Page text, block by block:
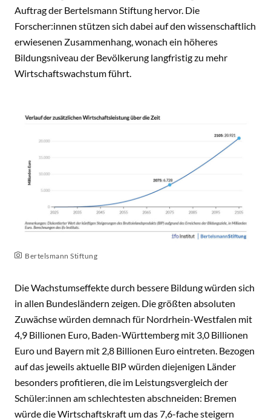
Auftrag der Bertelsmann Stiftung hervor. Die
Forscher:innen stützen sich dabei auf den wissenschaftlich
erwiesenen Zusammenhang, wonach ein höheres
Bildungsniveau der Bevölkerung langfristig zu mehr
Wirtschaftswachstum führt.
Bertelsmann Stiftung
Die Wachstumseffekte durch bessere Bildung würden sich
in allen Bundesländern zeigen. Die größten absoluten
Zuwächse würden demnach für Nordrhein-Westfalen mit
4,9 Billionen Euro, Baden-Württemberg mit 3,0 Billionen
Euro und Bayern mit 2,8 Billionen Euro eintreten. Bezogen
auf das jeweils aktuelle BIP würden diejenigen Länder
besonders profitieren, die im Leistungsvergleich der
Schüler:innen am schlechtesten abschneiden: Bremen
würde die Wirtschaftskraft um das 7,6-fache steigern